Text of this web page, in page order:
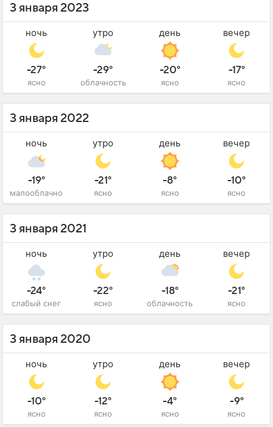
3 января 2023
ночь
-27°
ясно
утро
-29°
облачность
день
-20°
ясно
вечер
-17°
ясно
3 января 2022
ночь
-19°
малооблачно
утро
-21°
ясно
день
-8°
ясно
вечер
-10°
ясно
3 января 2021
ночь
-24°
слабый снег
утро
-22°
ясно
день
-18°
облачность
вечер
-21°
ясно
3 января 2020
ночь
-10°
ясно
утро
-12°
ясно
день
-4°
ясно
вечер
-9°
ясно